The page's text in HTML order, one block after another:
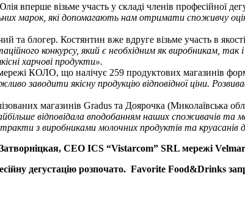
вперше візьме участь у складі членів професійної
марок, які допомагають нам отримати споживчу
та блогер. Костянтин вже вдруге візьме участь в
конкурсу, який є необхідним як виробникам, так
харчові продукти».
КОЛО, що налічує 259 продуктових магазинів
заводити якісну продукцію відповідної ціни.
магазинів Gradus та Доярочка (Миколаївська
відповідала вподобанням наших споживачів та
з виробниками молочних продуктів та
CEO ICS “Vistarcom” SRL мережі
дегустацію розпочато. Favorite Food&Drinks